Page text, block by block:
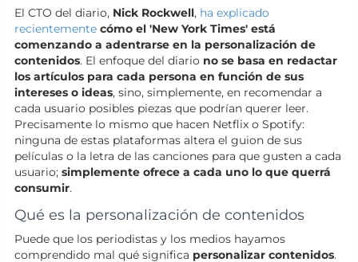
El CTO del diario, Nick Rockwell, ha explicado
recientemente cómo el 'New York Times' está
comenzando a adentrarse en la personalización de
contenidos. El enfoque del diario no se basa en redactar
los artículos para cada persona en función de sus
intereses o ideas, sino, simplemente, en recomendar a
cada usuario posibles piezas que podrían querer leer.
Precisamente lo mismo que hacen Netflix o Spotify:
ninguna de estas plataformas altera el guion de sus
películas o la letra de las canciones para que gusten a cada
usuario; simplemente ofrece a cada uno lo que querrá
consumir.
Qué es la personalización de contenidos
Puede que los periodistas y los medios hayamos
comprendido mal qué significa personalizar contenidos.